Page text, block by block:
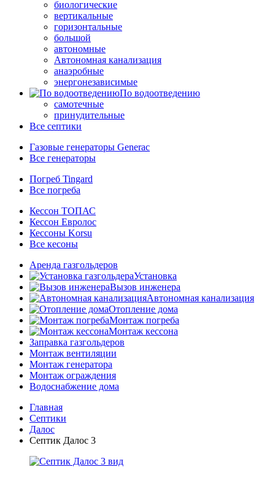
биологические
вертикальные
горизонтальные
большой
автономные
Автономная канализация
анаэробные
энергонезависимые
По водоотведению
самотечные
принудительные
Все септики
Газовые генераторы Generac
Все генераторы
Погреб Tingard
Все погреба
Кессон ТОПАС
Кессон Евролос
Кессоны Korsu
Все кесоны
Аренда газгольдеров
Установка
Вызов инженера
Автономная канализация
Отопление дома
Монтаж погреба
Монтаж кессона
Заправка газгольдеров
Монтаж вентиляции
Монтаж генератора
Монтаж ограждения
Водоснабжение дома
Главная
Септики
Далос
Септик Далос 3